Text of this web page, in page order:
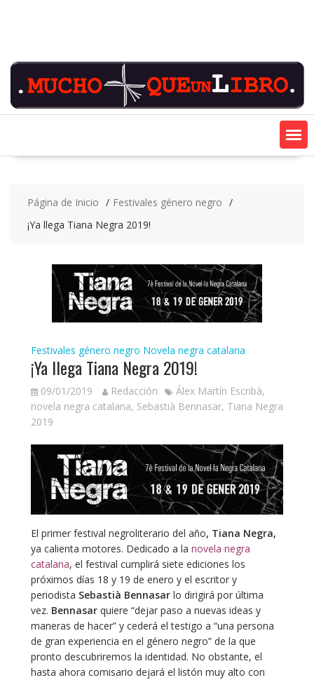
Página de Inicio
Festivales género negro
¡Ya llega Tiana Negra 2019!
Festivales género negro Novela negra catalana
¡Ya llega Tiana Negra 2019!
09/01/2019 Redacción Álex Martín Escribà,
novela negra catalana, Sebastià Bennasar, Tiana Negra
2019
El primer festival negroliterario del año, Tiana Negra,
ya calienta motores. Dedicado a la novela negra
catalana, el festival cumplirá siete ediciones los
próximos días 18 y 19 de enero y el escritor y
periodista Sebastià Bennasarlo dirigirá por última
vez. Bennasarquiere “dejar paso a nuevas ideas y
maneras de hacer” y cederá el testigo a “una persona
de gran experiencia en el género negro” de la que
pronto descubriremos la identidad. No obstante, el
hasta ahora comisario dejará el listón muy alto con